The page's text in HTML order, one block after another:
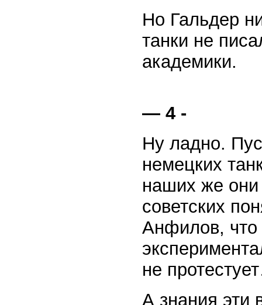
Но Гальдер
танки не
академики.
— 4 -
Ну ладно.
немецких
наших же
советских
Анфилов,
не
А знания эти